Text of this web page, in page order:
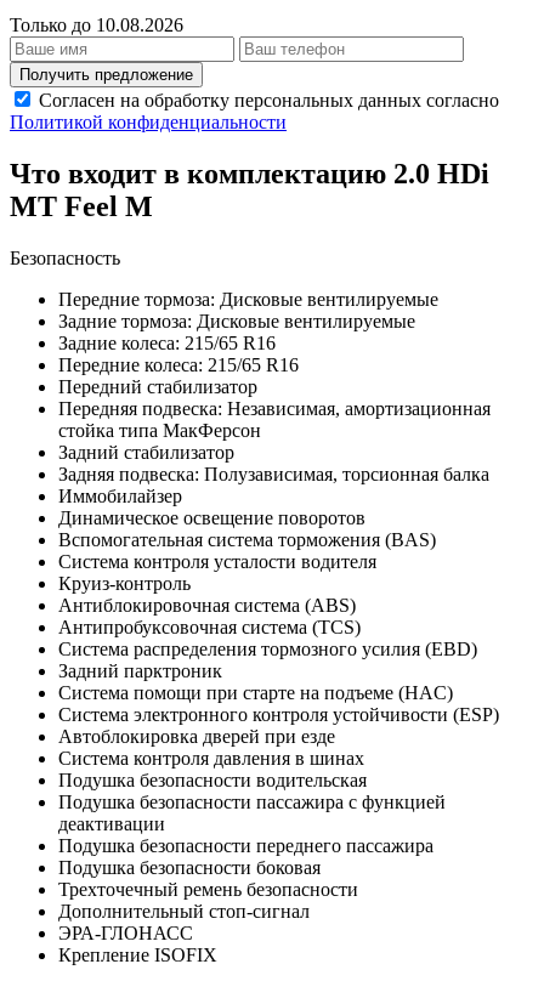
Только до 10.08.2026
Получить предложение
Согласен на обработку персональных данных согласно
Политикой конфиденциальности
Что входит в комплектацию 2.0 HDi
MT Feel M
Безопасность
Передние тормоза: Дисковые вентилируемые
Задние тормоза: Дисковые вентилируемые
Задние колеса: 215/65 R16
Передние колеса: 215/65 R16
Передний стабилизатор
Передняя подвеска: Независимая, амортизационная
стойка типа МакФерсон
Задний стабилизатор
Задняя подвеска: Полузависимая, торсионная балка
Иммобилайзер
Динамическое освещение поворотов
Вспомогательная система торможения (BAS)
Система контроля усталости водителя
Круиз-контроль
Антиблокировочная система (ABS)
Антипробуксовочная система (TCS)
Система распределения тормозного усилия (EBD)
Задний парктроник
Система помощи при старте на подъеме (HAC)
Система электронного контроля устойчивости (ESP)
Автоблокировка дверей при езде
Система контроля давления в шинах
Подушка безопасности водительская
Подушка безопасности пассажира с функцией
деактивации
Подушка безопасности переднего пассажира
Подушка безопасности боковая
Трехточечный ремень безопасности
Дополнительный стоп-сигнал
ЭРА-ГЛОНАСС
Крепление ISOFIX